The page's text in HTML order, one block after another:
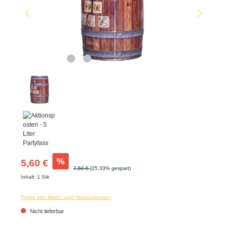
5,60 € %
7,50 €(25.33% gespart)
Inhalt: 1 Stk
Preise inkl. MwSt. zzgl. Versandkosten
Nicht lieferbar